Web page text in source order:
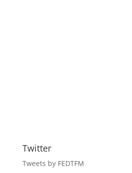
Twitter
Tweets by FEDTFM